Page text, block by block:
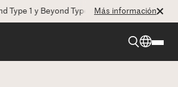
1 y Beyond Type 2! La CEO Deborah Dugan
Más información